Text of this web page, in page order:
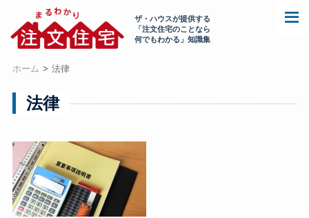
ザ・ハウスが提供する
「注文住宅のことなら
何でもわかる」知識集
ホーム 法律
法律